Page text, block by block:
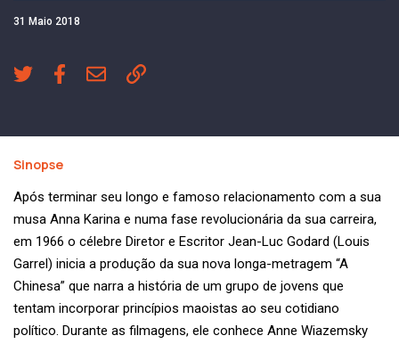
31 Maio 2018
Sinopse
Após terminar seu longo e famoso relacionamento com a sua
musa Anna Karina e numa fase revolucionária da sua carreira,
em 1966 o célebre Diretor e Escritor Jean-Luc Godard (Louis
Garrel) inicia a produção da sua nova longa-metragem “A
Chinesa” que narra a história de um grupo de jovens que
tentam incorporar princípios maoistas ao seu cotidiano
político. Durante as filmagens, ele conhece Anne Wiazemsky